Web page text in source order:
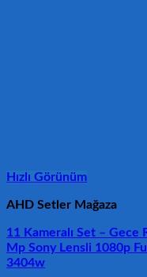
Hızlı Görünüm
AHD Setler Mağaza
11 Kameralı Set – Gece
Mp Sony Lensli 1080p
3404w